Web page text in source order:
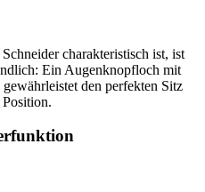
charakteristisch ist, ist
Ein Augenknopfloch mit
den perfekten Sitz